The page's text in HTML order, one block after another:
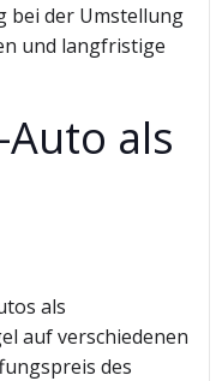
bei der Umstellung
und langfristige
als
als
auf verschiedenen
des